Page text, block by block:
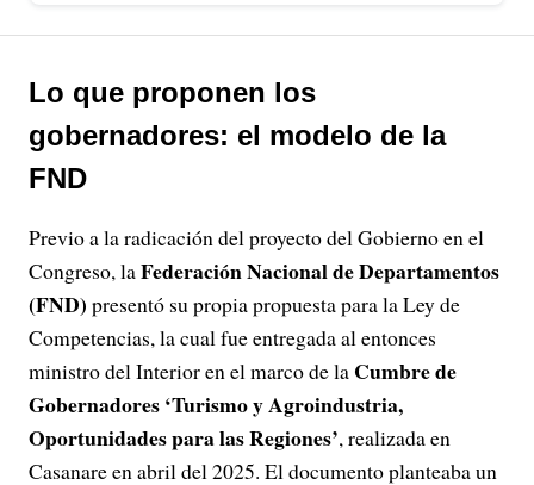
Lo que proponen los
gobernadores: el modelo de la
FND
Previo a la radicación del proyecto del Gobierno en el
Congreso, laFederación Nacional de Departamentos
(FND) presentó su propia propuesta para la Ley de
Competencias, la cual fue entregada al entonces
ministro del Interior en el marco de la Cumbre de
Gobernadores ‘Turismo y Agroindustria,
Oportunidades para las Regiones’, realizada en
Casanare en abril del 2025. El documento planteaba un